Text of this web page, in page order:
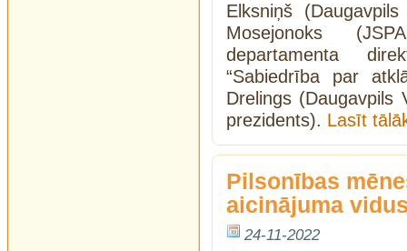
Elksniņš
Mosejonoks
departamenta
“Sabiedrība par
Drelings (Daugavpils
prezidents). Lasīt
Pilsonības
aicinājuma
24-11-2022